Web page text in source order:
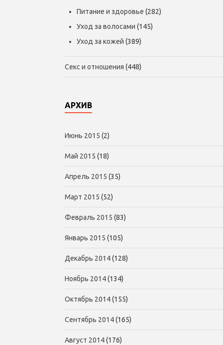
Питание и здоровье (282)
Уход за волосами (145)
Уход за кожей (389)
Секс и отношения (448)
АРХИВ
Июнь 2015 (2)
Май 2015 (18)
Апрель 2015 (35)
Март 2015 (52)
Февраль 2015 (83)
Январь 2015 (105)
Декабрь 2014(128)
Ноябрь 2014(134)
Октябрь 2014(155)
Сентябрь 2014(165)
Август 2014(176)